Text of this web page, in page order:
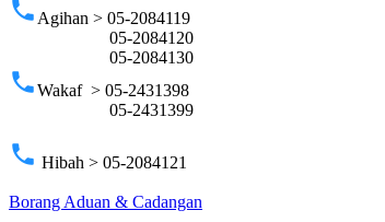
phone Agihan > 05-2084119
05-2084120
05-2084130
phoneWakaf > 05-2431398
05-2431399
phone Hibah > 05-2084121
Borang Aduan & Cadangan